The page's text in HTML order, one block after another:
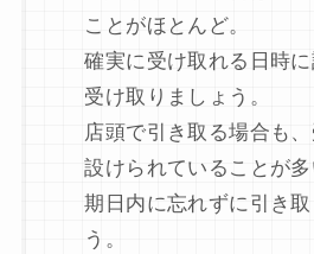
ことがほとんど。
確実に受け取れる日時
受け取りましょう。
店頭で引き取る場合も
設けられていることが多
期日内に忘れずに引き
う。